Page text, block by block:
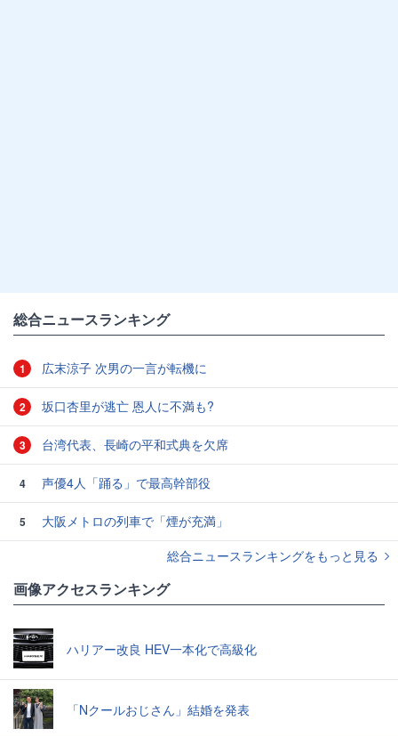
総合ニュースランキング
1 広末涼子 次男の一言が転機に
2 坂口杏里が逃亡 恩人に不満も?
3 台湾代表、長崎の平和式典を欠席
4 声優4人「踊る」で最高幹部役
5
大阪メトロの列車で「煙が充満」
総合ニュースランキングをもっと見る
画像アクセスランキング
ハリアー改良 HEV一本化で高級化
「Nクールおじさん」結婚を発表